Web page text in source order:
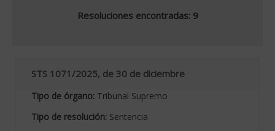
Resoluciones encontradas: 9
STS 1071/2025, de 30 de diciembre
Tipo de órgano: Tribunal Supremo
Tipo de resolución: Sentencia